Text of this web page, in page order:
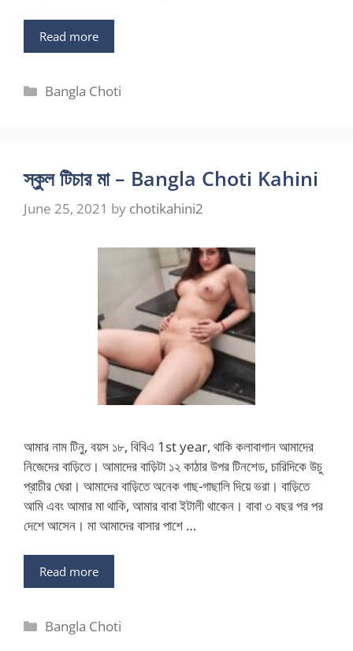
Read more
Categories
Bangla Choti
স্কুল টিচার মা – Bangla Choti Kahini
June 25, 2021 by chotikahini2
আমার নাম টিনু, বয়স ১৮, বিবিএ 1st year, থাকি কলাবাগান আমাদের
নিজেদের বাড়িতে। আমাদের বাড়িটা ১২ কাঠার উপর টিনশেড, চারিদিকে উচু
প্রাচীর ঘেরা। আমাদের বাড়িতে অনেক গাছ-গাছালি দিয়ে ভরা। বাড়িতে
আমি এবং আমার মা থাকি, আমার বাবা ইটালী থাকেন। বাবা ৩ বছর পর পর
দেশে আসেন। মা আমাদের বাসার পাশে …
Read more
Categories
Bangla Choti